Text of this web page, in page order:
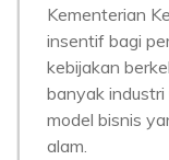
Kementerian
insentif bagi
kebijakan
banyak
model bisnis
alam.